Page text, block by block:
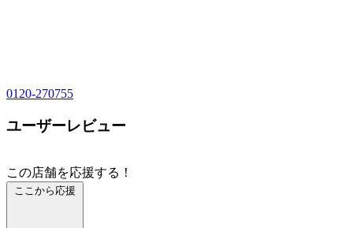
0120-270755
ユーザーレビュー
この店舗を応援する！
ここから応援